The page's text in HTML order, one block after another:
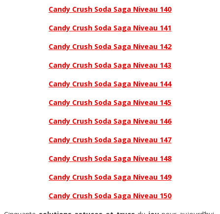
Candy Crush Soda Saga Niveau 140
Candy Crush Soda Saga Niveau 141
Candy Crush Soda Saga Niveau 142
Candy Crush Soda Saga Niveau 143
Candy Crush Soda Saga Niveau 144
Candy Crush Soda Saga Niveau 145
Candy Crush Soda Saga Niveau 146
Candy Crush Soda Saga Niveau 147
Candy Crush Soda Saga Niveau 148
Candy Crush Soda Saga Niveau 149
Candy Crush Soda Saga Niveau 150